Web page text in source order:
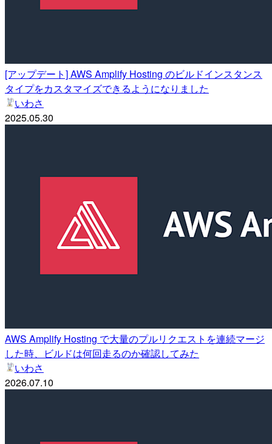
[アップデート] AWS Amplify Hosting のビルドインスタンス
タイプをカスタマイズできるようになりました
いわさ
2025.05.30
AWS Amplify Hosting で大量のプルリクエストを連続マージ
した時、ビルドは何回走るのか確認してみた
いわさ
2026.07.10